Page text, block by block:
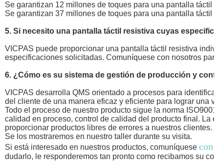
Se garantizan 12 millones de toques para una pantalla táctil
Se garantizan 37 millones de toques para una pantalla táctil
5. Si necesito una pantalla táctil resistiva cuyas
VICPAS puede proporcionar una pantalla táctil resistiva
especificaciones solicitadas. Comuníquese con nosotros
6. ¿Cómo es su sistema de gestión de producción y
VICPAS desarrolla QMS orientado a procesos para
del cliente de una manera eficaz y eficiente para lograr una
Todo el proceso de nuestro producto sigue la norma
calidad en proceso, control de calidad del producto final. La
proporcionar productos libres de errores a nuestros clientes.
Se los mostraremos en nuestro taller durante su visita.
Si está interesado en nuestros productos, comuníquese con
dudarlo, le responderemos tan pronto como recibamos su